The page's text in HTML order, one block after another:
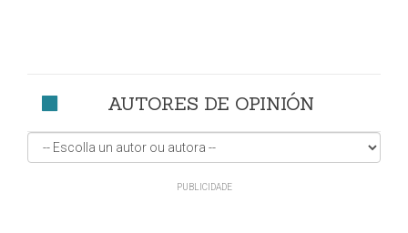
AUTORES DE OPINIÓN